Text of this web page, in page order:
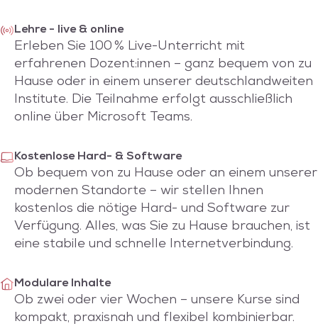
Lehre - live & online
Erleben Sie 100 % Live-Unterricht mit
erfahrenen Dozent:innen – ganz bequem von zu
Hause oder in einem unserer deutschlandweiten
Institute. Die Teilnahme erfolgt ausschließlich
online über Microsoft Teams.
Kostenlose Hard- & Software
Ob bequem von zu Hause oder an einem unserer
modernen Standorte – wir stellen Ihnen
kostenlos die nötige Hard- und Software zur
Verfügung. Alles, was Sie zu Hause brauchen, ist
eine stabile und schnelle Internetverbindung.
Modulare Inhalte
Ob zwei oder vier Wochen – unsere Kurse sind
kompakt, praxisnah und flexibel kombinierbar.